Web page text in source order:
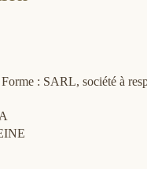
: SARL, société à